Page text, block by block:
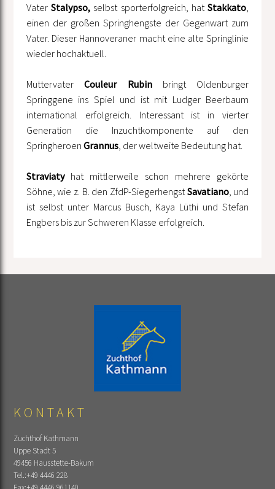
Vater Stalypso,selbst sporterfolgreich, hatStakkato
einen der großen Springhengste der Gegenwart zum
Vater. Dieser Hannoveraner macht eine alte Springlinie
wieder hochaktuell.
MuttervaterCouleur Rubinbringt Oldenburger
Springgene ins Spiel und ist mit Ludger Beerbaum
international erfolgreich. Interessant ist in vierter
Generation die Inzuchtkomponente auf den
Springheroen Grannus, der weltweite Bedeutung hat.
Straviatyhat mittlerweile schon mehrere gekörte
Söhne, wie z. B. den ZfdP-Siegerhengst Savatiano, und
ist selbst unter Marcus Busch, Kaya Lüthi und Stefan
Engbers bis zur Schweren Klasse erfolgreich.
KONTAKT
Zuchthof Kathmann
Uppe Stadt 5
49456 Hausstette-Bakum
Tel.:+49 4446 228